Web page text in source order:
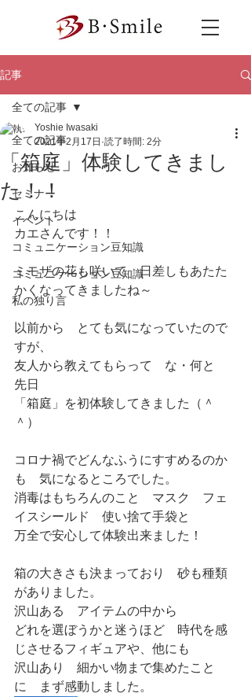
記事
全ての記事
お知らせ
セミナー
イベント
コミュニケーション豆知識
コミュニケーション豆知識
私の独り言
全ての記事
「箱庭」体験してきまし
た！！
Yoshie Iwasaki
2021年2月17日 読了時間: 2分
こんにちは
カエさんです！！
ミモザの花も咲いて　日差しもあたた
かくなってきましたね～
以前から　とても気になっていたので
すが、
友人から教えてもらって　な・何と
先日
「箱庭」を初体験してきました（＾
＾）
コロナ禍でどんなふうにすすめるのか
も　気になるところでした。
消毒はもちろんのこと　マスク　フェ
イスシールド　使い捨て手袋と
万全で安心して体験出来ました！
箱の大きさも決まっており　砂も種類
がありました。
沢山ある　アイテムの中から
どれを選ぼうかと迷うほど　時代を感
じさせるフィギュアや、他にも
沢山あり　細かい物まで集めたこと
に　まず感動しました。